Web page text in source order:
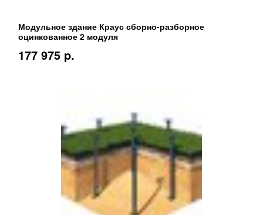
Модульное здание Краус сборно-разборное
оцинкованное 2 модуля
177 975 p.